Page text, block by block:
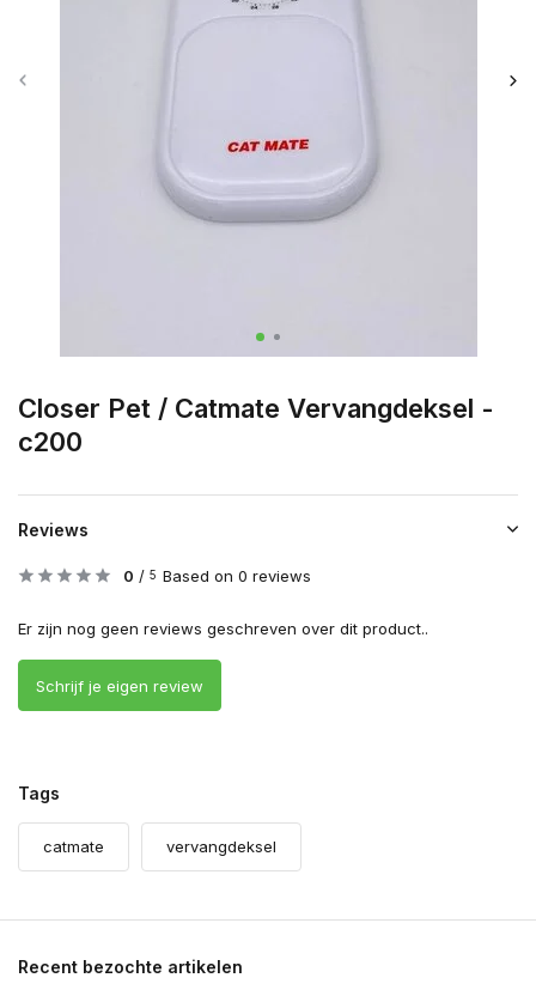
Closer Pet / Catmate Vervangdeksel -
c200
Reviews
0 / 5 Based on 0 reviews
Er zijn nog geen reviews geschreven over dit product..
Schrijf je eigen review
Tags
catmate vervangdeksel
Recent bezochte artikelen